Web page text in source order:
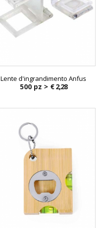
Lente d'ingrandimento Anfus
500 pz > € 2,28